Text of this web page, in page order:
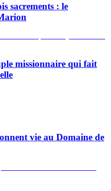
sacrements : le
missionnaire qui fait
vie au Domaine de